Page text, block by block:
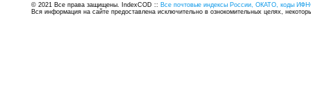
© 2021 Все права защищены. IndexCOD :: Все почтовые индексы России, ОКАТО, коды
Вся информация на сайте предоставлена исключительно в ознокомительных целях,